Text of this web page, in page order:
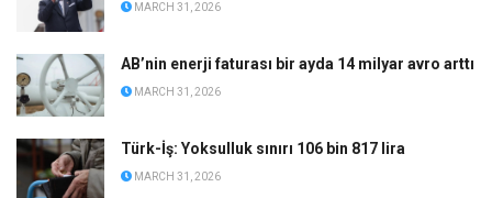
MARCH 31, 2026
AB’nin enerji faturası bir ayda 14 milyar avro arttı
MARCH 31, 2026
Türk-İş: Yoksulluk sınırı 106 bin 817 lira
MARCH 31, 2026